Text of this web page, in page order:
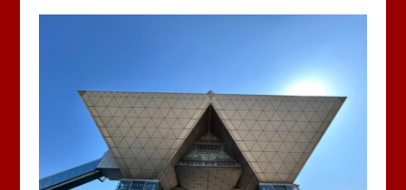
プライバシーポリシー
JP EN 中文 VI